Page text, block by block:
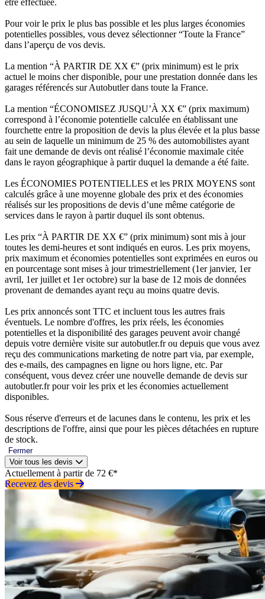
Pour voir le prix le plus bas possible et les plus larges économies
potentielles possibles, vous devez sélectionner “Toute la France”
dans l’aperçu de vos devis.
La mention “À PARTIR DE XX €” (prix minimum) est le prix
actuel le moins cher disponible, pour une prestation donnée dans les
garages référencés sur Autobutler dans toute la France.
La mention “ÉCONOMISEZ JUSQU’À XX €” (prix maximum)
correspond à l’économie potentielle calculée en établissant une
fourchette entre la proposition de devis la plus élevée et la plus basse
au sein de laquelle un minimum de 25 % des automobilistes ayant
fait une demande de devis ont réalisé l’économie maximale citée
dans le rayon géographique à partir duquel la demande a été faite.
Les ÉCONOMIES POTENTIELLES et les PRIX MOYENS sont
calculés grâce à une moyenne globale des prix et des économies
réalisés sur les propositions de devis d’une même catégorie de
services dans le rayon à partir duquel ils sont obtenus.
Les prix “À PARTIR DE XX €” (prix minimum) sont mis à jour
toutes les demi-heures et sont indiqués en euros. Les prix moyens,
prix maximum et économies potentielles sont exprimées en euros ou
en pourcentage sont mises à jour trimestriellement (1er janvier, 1er
avril, 1er juillet et 1er octobre) sur la base de 12 mois de données
provenant de demandes ayant reçu au moins quatre devis.
Les prix annoncés sont TTC et incluent tous les autres frais
éventuels. Le nombre d'offres, les prix réels, les économies
potentielles et la disponibilité des garages peuvent avoir changé
depuis votre dernière visite sur autobutler.fr ou depuis que vous avez
reçu des communications marketing de notre part via, par exemple,
des e-mails, des campagnes en ligne ou hors ligne, etc. Par
conséquent, vous devez créer une nouvelle demande de devis sur
autobutler.fr pour voir les prix et les économies actuellement
disponibles.
Sous réserve d'erreurs et de lacunes dans le contenu, les prix et les
descriptions de l'offre, ainsi que pour les pièces détachées en rupture
de stock.
Fermer
Voir tous les devis
Actuellement à partir de 72 €*
Recevez des devis